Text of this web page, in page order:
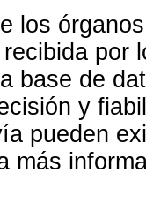
los
por
base de
y
pueden
más